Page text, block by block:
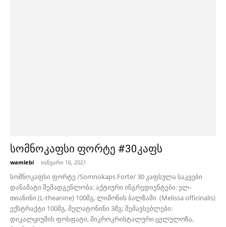
სომნოკაფსი ფორტე #30კაფს
wamlebi - იანვარი 16, 2021
სომნოკაფსი ფორტე /Somnokaps Forte/ 30 კაფსულა საკვები
დანამატი შემადგენლობა: აქტიური ინგრედიენტები: ელ-
თიანინი (L-theanine) 100მგ, ლიმონის ბალზამი (Melissa officinalis)
ექსტრაქტი 100მგ, მელატონინი 3მგ; შემავსებლები:
დიკალციუმის ფოსფატი, მიკროკრისტალური ცელულოზა,